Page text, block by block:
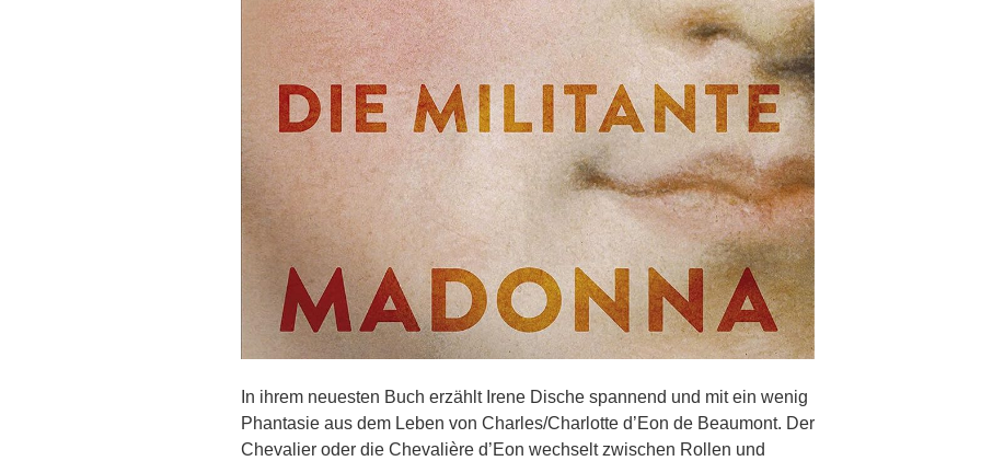
In ihrem neuesten Buch erzählt Irene Dische spannend und mit ein wenig
Phantasie aus dem Leben von Charles/Charlotte d’Eon de Beaumont. Der
Chevalier oder die Chevalière d’Eon wechselt zwischen Rollen und